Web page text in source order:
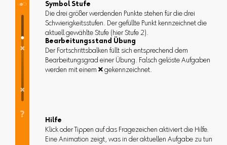
Symbol Stufe
Die drei größer werdenden Punkte stehen für die drei
Schwierigkeitsstufen. Der gefüllte Punkt kennzeichnet die
aktuell gewählte Stufe (hier Stufe 2).
Bearbeitungsstand Übung
Der Fortschrittsbalken füllt sich entsprechend dem
Bearbeitungsgrad einer Übung. Falsch gelöste Aufgaben
werden mit einem  gekennzeichnet.
Hilfe
Klick oder Tippen auf das Fragezeichen aktiviert die Hilfe.
Eine Animation zeigt, was in der aktuellen Aufgabe zu tun